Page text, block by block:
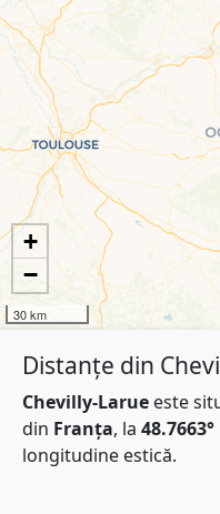
+
−
30 km
Distanțe din
Chevilly-Larue este
din Franţa, la 48.7663°
longitudine estică.